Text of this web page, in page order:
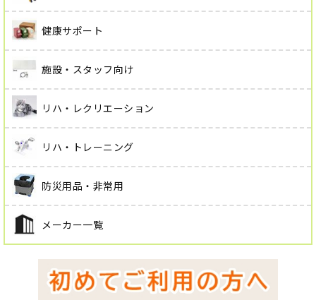
健康サポート
施設・スタッフ向け
リハ・レクリエーション
リハ・トレーニング
防災用品・非常用
メーカー一覧